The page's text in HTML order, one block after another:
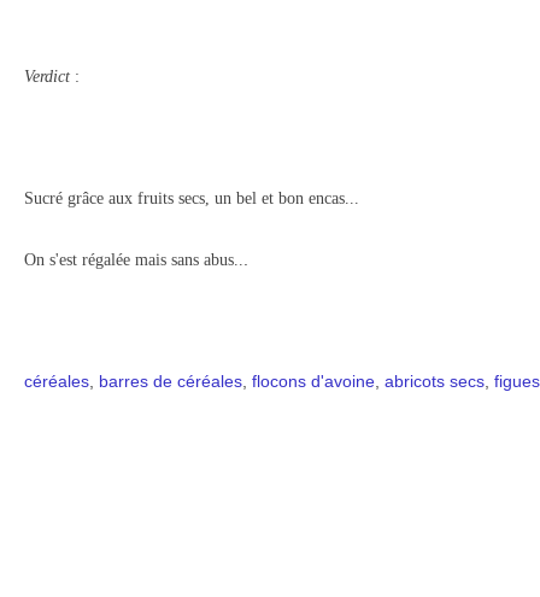
Verdict :
Sucré grâce aux fruits secs, un bel et bon encas...
On s'est régalée mais sans abus..
céréales barres de céréales flocons d'avoine abricots secs